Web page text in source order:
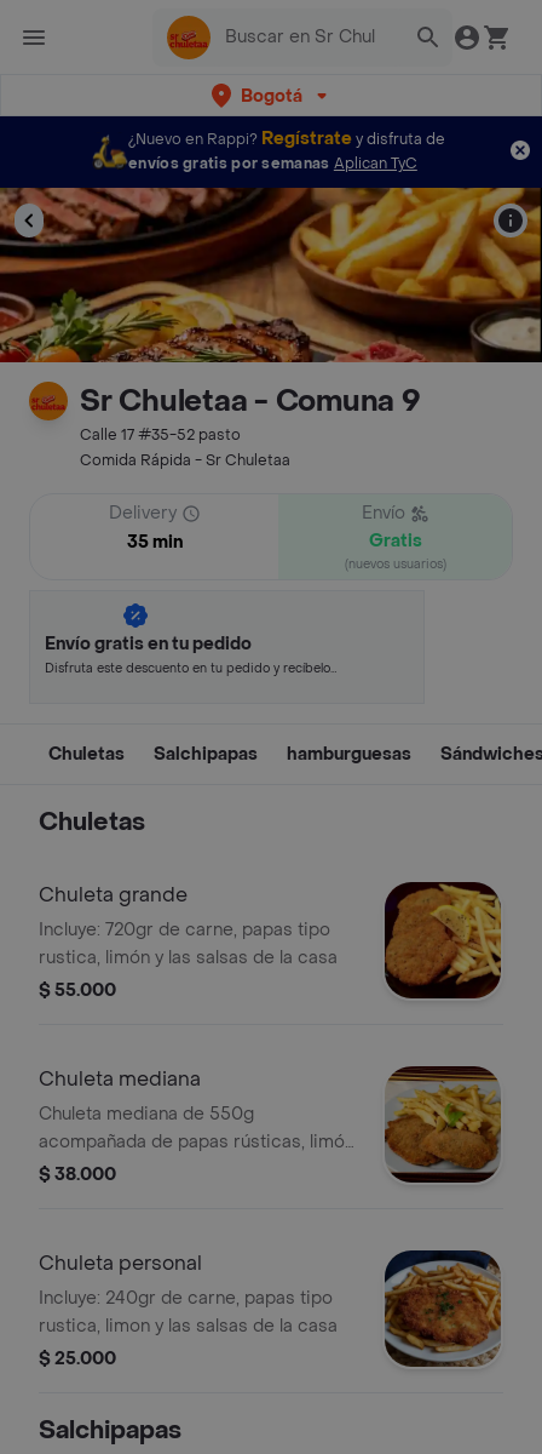
Bogotá
¿Nuevo en Rappi? Regístratey disfruta de
envíos gratis por semanas Aplican TyC
Sr Chuletaa - Comuna 9
Calle 17 #35-52 pasto
Comida Rápida - Sr Chuletaa
Delivery
35 min
Envío
Gratis
(nuevos usuarios)
Envío gratis en tu pedido
Disfruta este descuento en tu pedido y recíbelo
Chuletas Salchipapas hamburguesas
Chuletas
Chuleta grande
Incluye: 720gr de carne, papas tipo
rustica, limón y las salsas de la casa
$ 55.000
Chuleta mediana
Chuleta mediana de 550g
acompañada de papas rústicas, limón
y salsas de la casa.
$ 38.000
Chuleta personal
Incluye: 240gr de carne, papas tipo
rustica, limon y las salsas de la casa
$ 25.000
Salchipapas